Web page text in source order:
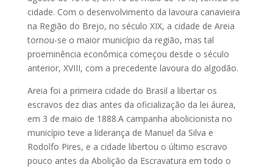
cidade. Com o desenvolvimento da lavoura canavieira
na Região do Brejo, no século XIX, a cidade de Areia
tornou-se o maior município da região, mas tal
proeminência econômica começou desde o século
anterior, XVIII, com a precedente lavoura do algodão.
Areia foi a primeira cidade do Brasil a libertar os
escravos dez dias antes da oficialização da lei áurea,
em 3 de maio de 1888.A campanha abolicionista no
município teve a liderança de Manuel da Silva e
Rodolfo Pires, e a cidade libertou o último escravo
pouco antes da Abolição da Escravatura em todo o